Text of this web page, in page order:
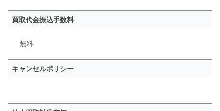
買取代金振込手数料
無料
キャンセルポリシー